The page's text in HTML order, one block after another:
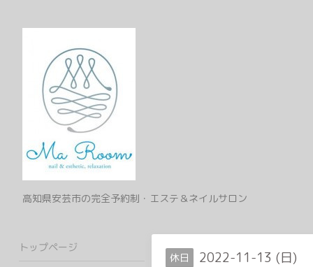
高知県安芸市の完全予約制・エステ＆ネイルサロン
休日 2022-11-13 (日)
トップページ